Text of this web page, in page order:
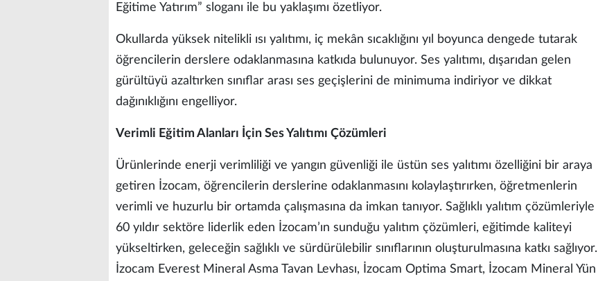
Eğitime Yatırım” sloganı ile bu yaklaşımı özetliyor.
Okullarda yüksek nitelikli ısı yalıtımı, iç mekân sıcaklığını yıl boyunca dengede tutarak
öğrencilerin derslere odaklanmasına katkıda bulunuyor. Ses yalıtımı, dışarıdan gelen
gürültüyü azaltırken sınıflar arası ses geçişlerini de minimuma indiriyor ve dikkat
dağınıklığını engelliyor.
Verimli Eğitim Alanları İçin Ses Yalıtımı Çözümleri
Ürünlerinde enerji verimliliği ve yangın güvenliği ile üstün ses yalıtımı özelliğini bir araya
getiren İzocam, öğrencilerin derslerine odaklanmasını kolaylaştırırken, öğretmenlerin
verimli ve huzurlu bir ortamda çalışmasına da imkan tanıyor. Sağlıklı yalıtım çözümleriyle
60 yıldır sektöre liderlik eden İzocam’ın sunduğu yalıtım çözümleri, eğitimde kaliteyi
yükseltirken, geleceğin sağlıklı ve sürdürülebilir sınıflarının oluşturulmasına katkı sağlıyor.
İzocam Everest Mineral Asma Tavan Levhası, İzocam Optima Smart, İzocam Mineral Yün